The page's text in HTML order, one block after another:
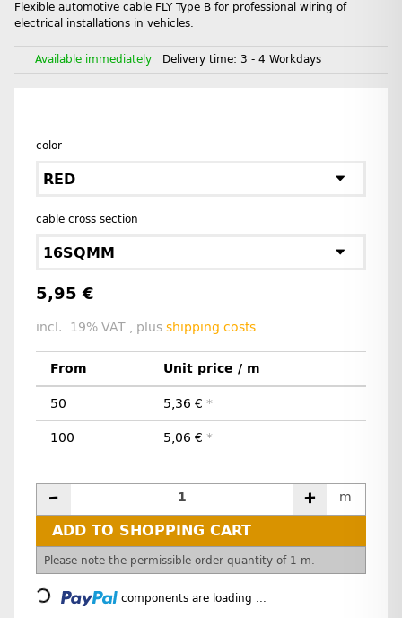
Flexible automotive cable FLY Type B for professional wiring of
electrical installations in vehicles.
Available immediately Delivery time: 3 - 4 Workdays
color
RED
cable cross section
16SQMM
5,95 €
incl. 19% VAT , plus shipping costs
From Unit price / m
50 5,36 € *
100 5,06 € *
m
ADD TO SHOPPING CART
x
Please note the permissible order quantity of 1 m.
Loading... components are loading ...